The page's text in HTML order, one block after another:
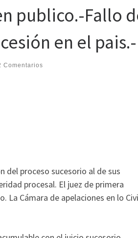
publico.-Fallo
en el pais.-
Comentarios
del proceso sucesorio al de sus
procesal. El juez de primera
La Cámara de apelaciones en lo